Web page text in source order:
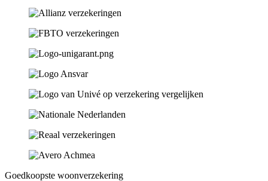
Goedkoopste woonverzekering